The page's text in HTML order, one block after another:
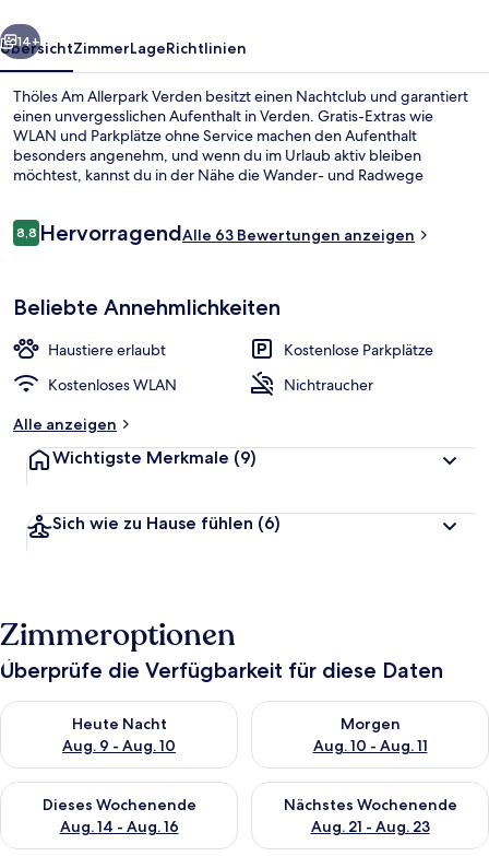
Weiter
14+
ÜbersichtZimmerLageRichtlinien
Thöles Am Allerpark Verden besitzt einen Nachtclub und garantiert
einen unvergesslichen Aufenthalt in Verden. Gratis-Extras wie
WLAN und Parkplätze ohne Service machen den Aufenthalt
besonders angenehm, und wenn du im Urlaub aktiv bleiben
möchtest, kannst du in der Nähe die Wander- und Radwege
Bewertungen
8,88,8 von 10.
HervorragendAlle 63 Bewertungen anzeigen
Beliebte Annehmlichkeiten
Haustiere erlaubt
Kostenlose Parkplätze
Kostenloses WLAN
Nichtraucher
Alle anzeigen
Wichtigste Merkmale (9)
Sich wie zu Hause fühlen (6)
Zimmeroptionen
Überprüfe die Verfügbarkeit für diese Daten
Heute Nacht
Aug. 9 - Aug. 10
Überprüfe die Verfügbarkeit für heute Nacht, Aug. 9 - Aug.
Morgen
Aug. 10 - Aug. 11
Überprüfe die Verfügbarkeit
Dieses Wochenende
Aug. 14 - Aug. 16
Überprüfe die Verfügbarkeit für dieses Wochenende, Aug. 14
Nächstes Wochenende
Aug. 21 - Aug. 23
Überprüfe die Verfügbarkeit